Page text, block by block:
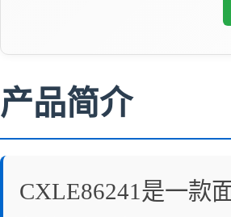
产品简介
CXLE86241是一款